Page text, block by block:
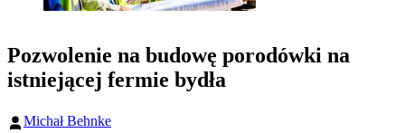
Pozwolenie na budowę porodówki na
istniejącej fermie bydła
Michał Behnke